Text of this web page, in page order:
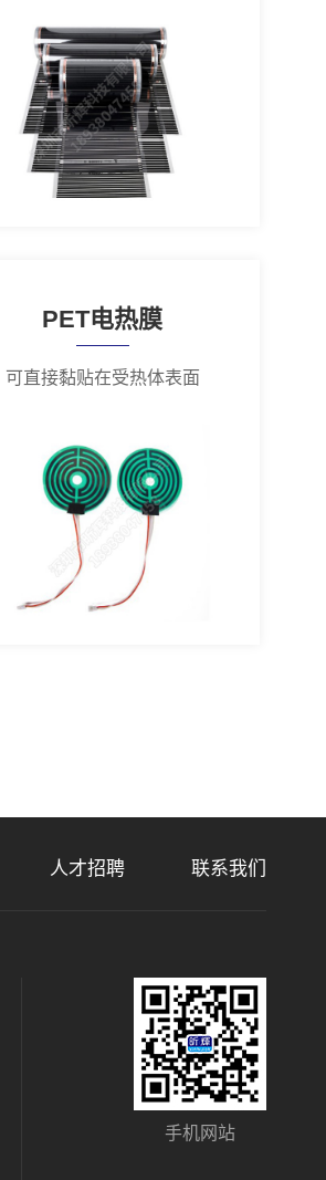
PET电热膜
可直接黏贴在受热体表面
人才招聘 联系我们
手机网站